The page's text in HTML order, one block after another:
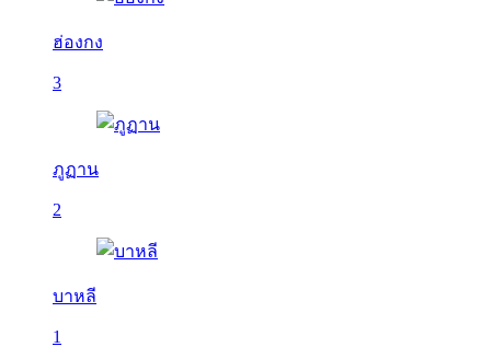
ฮ่องกง
3
ภูฏาน
2
บาหลี
1